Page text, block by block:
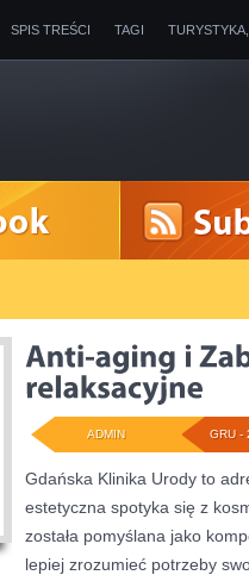
SPIS TREŚCI TAGI
GRU -
ADMIN
Gdańska Klinika Urody to
estetyczna spotyka się z
została pomyślana jako
lepiej zrozumieć potrzeby